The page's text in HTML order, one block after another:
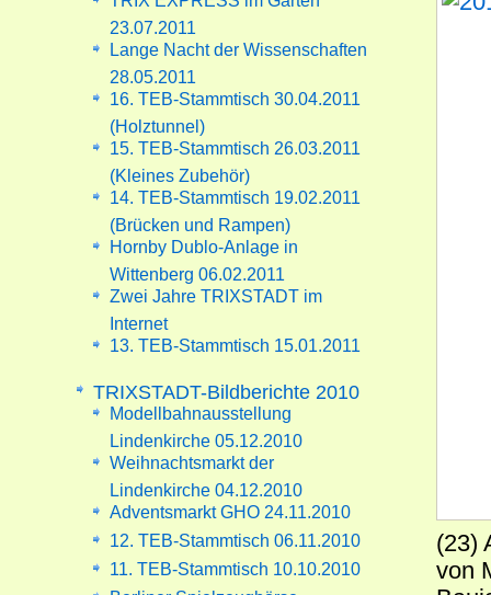
(23)
von
23.07.2011
Lange Nacht der Wissenschaften
28.05.2011
16. TEB-Stammtisch 30.04.2011
(Holztunnel)
15. TEB-Stammtisch 26.03.2011
(Kleines Zubehör)
14. TEB-Stammtisch 19.02.2011
(Brücken und Rampen)
Hornby Dublo-Anlage in
Wittenberg 06.02.2011
Zwei Jahre TRIXSTADT im
Internet
13. TEB-Stammtisch 15.01.2011
TRIXSTADT-Bildberichte 2010
Modellbahnausstellung
Lindenkirche 05.12.2010
Weihnachtsmarkt der
Lindenkirche 04.12.2010
Adventsmarkt GHO 24.11.2010
12. TEB-Stammtisch 06.11.2010
11. TEB-Stammtisch 10.10.2010